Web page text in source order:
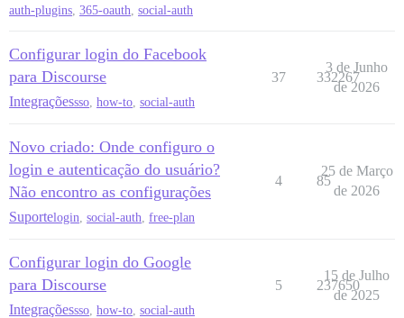
auth-plugins, 365-oauth, social-auth
Configurar login do Facebook
para Discourse
Integraçõessso how-to social-auth
37 332267
3 de Junho
de 2026
Novo criado: Onde configuro o
login e autenticação do usuário?
Não encontro as configurações
Suportelogin social-auth free-plan
4 85
25 de Março
de 2026
Configurar login do Google
para Discourse
Integraçõessso how-to social-auth
5 237650
15 de Julho
de 2025